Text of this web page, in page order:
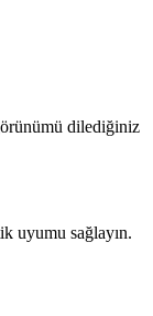
dilediğiniz
uyumu sağlayın.